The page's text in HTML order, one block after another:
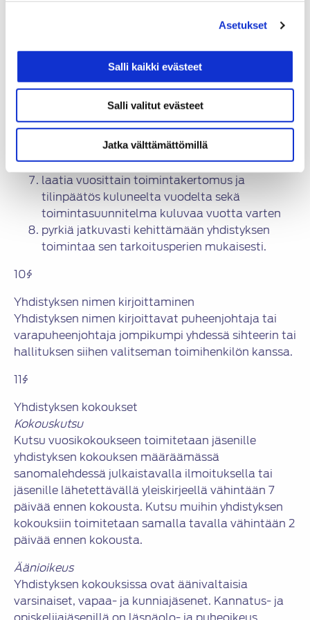
Asetukset
Salli kaikki evästeet
Salli valitut evästeet
Jatka välttämättömillä
kutsua koolle yhdistyksen kokoukset
toimeenpanna yhdistyksen kokousten
valmistella yhdistyksen kokoukselle
valvoa, että yhdistyksen toiminnassa
noudatetaan näitä ja Suomen Autoteknillinen
Liitto ry:n sääntöä sekä voimassa olevaa
yhdistyslakia
laatia vuosittain toimintakertomus ja
tilinpäätös kuluneelta vuodelta sekä
toimintasuunnitelma kuluvaa vuotta varten
pyrkiä jatkuvasti kehittämään yhdistyksen
toimintaa sen tarkoitusperien mukaisesti.
10§
Yhdistyksen nimen kirjoittaminen
Yhdistyksen nimen kirjoittavat puheenjohtaja tai
varapuheenjohtaja jompikumpi yhdessä sihteerin tai
hallituksen siihen valitseman toimihenkilön kanssa.
11§
Yhdistyksen kokoukset
Kokouskutsu
Kutsu vuosikokoukseen toimitetaan jäsenille
yhdistyksen kokouksen määräämässä
sanomalehdessä julkaistavalla ilmoituksella tai
jäsenille lähetettävällä yleiskirjeellä vähintään 7
päivää ennen kokousta. Kutsu muihin yhdistyksen
kokouksiin toimitetaan samalla tavalla vähintään 2
päivää ennen kokousta.
Äänioikeus
Yhdistyksen kokouksissa ovat äänivaltaisia
varsinaiset, vapaa- ja kunniajäsenet. Kannatus- ja